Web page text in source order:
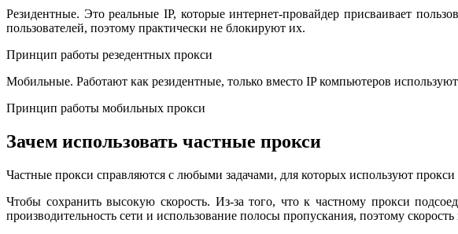
Резидентные. Это реальные IP, которые интернет-провайдер присваивает
пользователей, поэтому практически не блокируют их.
Принцип работы резедентных прокси
Мобильные. Работают как резидентные, только вместо IP компьютеров
Принцип работы мобильных прокси
Зачем использовать частные прокси
Частные прокси справляются с любыми задачами, для которых используют прокси
Чтобы сохранить высокую скорость. Из-за того, что к частному прокси
производительность сети и использование полосы пропускания, поэтому